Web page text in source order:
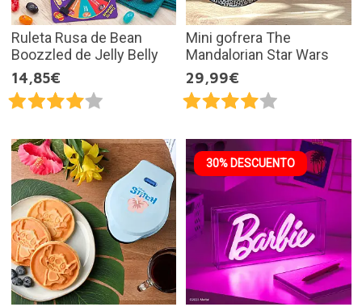
Ruleta Rusa de Bean
Boozzled de Jelly Belly
14,85€
Mini gofrera The
Mandalorian Star Wars
29,99€
30% DESCUENTO